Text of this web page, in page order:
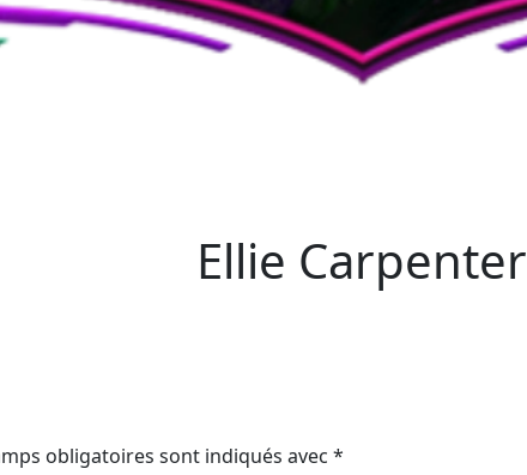
Ellie Carpenter
obligatoires sont indiqués avec *